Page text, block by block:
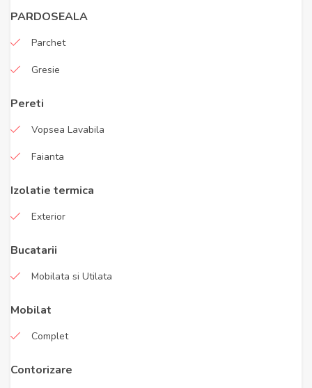
PARDOSEALA
Parchet
Gresie
Pereti
Vopsea Lavabila
Faianta
Izolatie termica
Exterior
Bucatarii
Mobilata si Utilata
Mobilat
Complet
Contorizare